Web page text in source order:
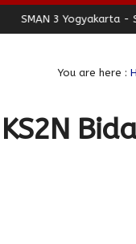
SMAN 3 Yogyakarta -
You are here :